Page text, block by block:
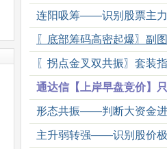
连阳吸筹——识别股票主力
〖底部筹码高密起爆〗副
〖拐点金叉双共振〗套装
通达信【上岸早盘竞价】
形态共振——判断大资金进
主升弱转强——识别股价极